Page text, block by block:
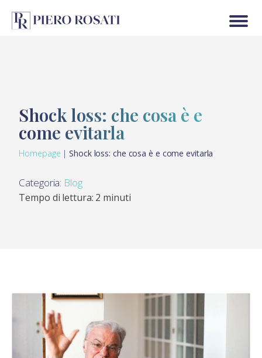
Shock loss: che cosa è e
come evitarla
Homepage |Shock loss: che cosa è e come evitarla
Categoria: Blog
Tempo di lettura: 2 minuti